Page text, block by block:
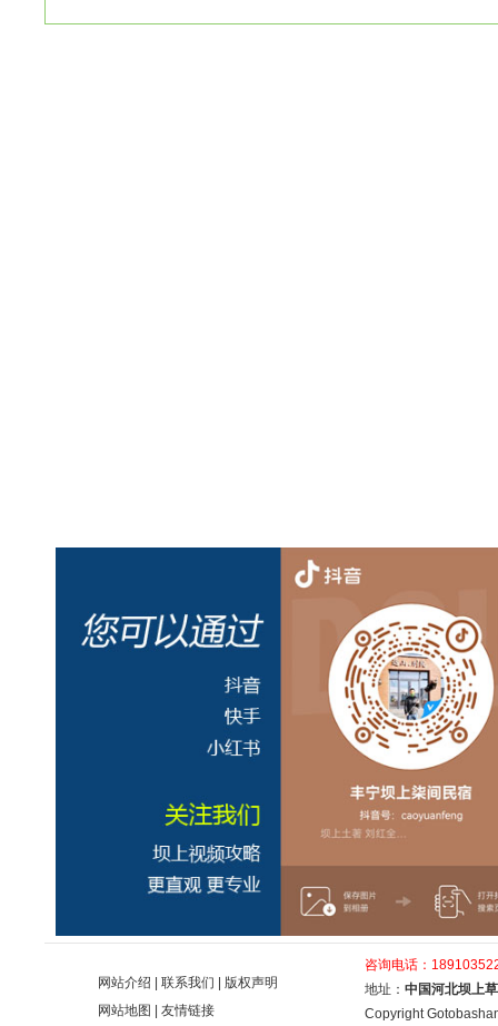
网站介绍 联系我们
版权声明
网站地图
友情链接
咨询电话：
地址： 中国河北坝上
Copyright